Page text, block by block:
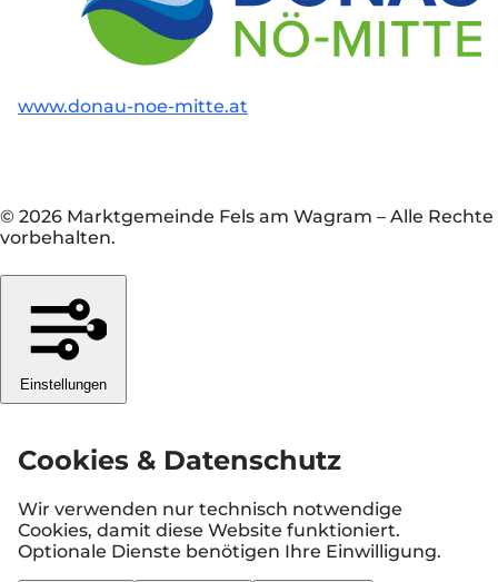
www.donau-noe-mitte.at
© 2026 Marktgemeinde Fels am Wagram – Alle Rechte
vorbehalten.
Einstellungen
Cookies & Datenschutz
Wir verwenden nur technisch notwendige
Cookies, damit diese Website funktioniert.
Optionale Dienste benötigen Ihre Einwilligung.